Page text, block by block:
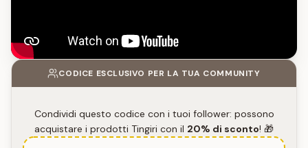
CODICE ESCLUSIVO PER LA TUA COMMUNITY
Condividi questo codice con i tuoi follower: possono
acquistare i prodotti Tingiri con il 20% di sconto! 🎁